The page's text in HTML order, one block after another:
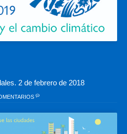
2 de febrero de 2018